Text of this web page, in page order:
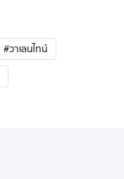
#วาเลนไทน์